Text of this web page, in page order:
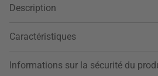
Description
Caractéristiques
Informations sur la sécurité du